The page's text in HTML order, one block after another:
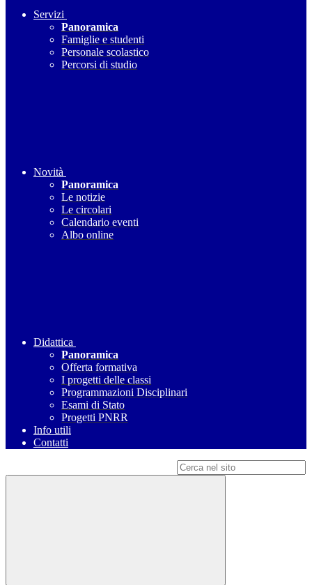
Servizi
Panoramica
Famiglie e studenti
Personale scolastico
Percorsi di studio
Novità
Panoramica
Le notizie
Le circolari
Calendario eventi
Albo online
Didattica
Panoramica
Offerta formativa
I progetti delle classi
Programmazioni Disciplinari
Esami di Stato
Progetti PNRR
Info utili
Contatti